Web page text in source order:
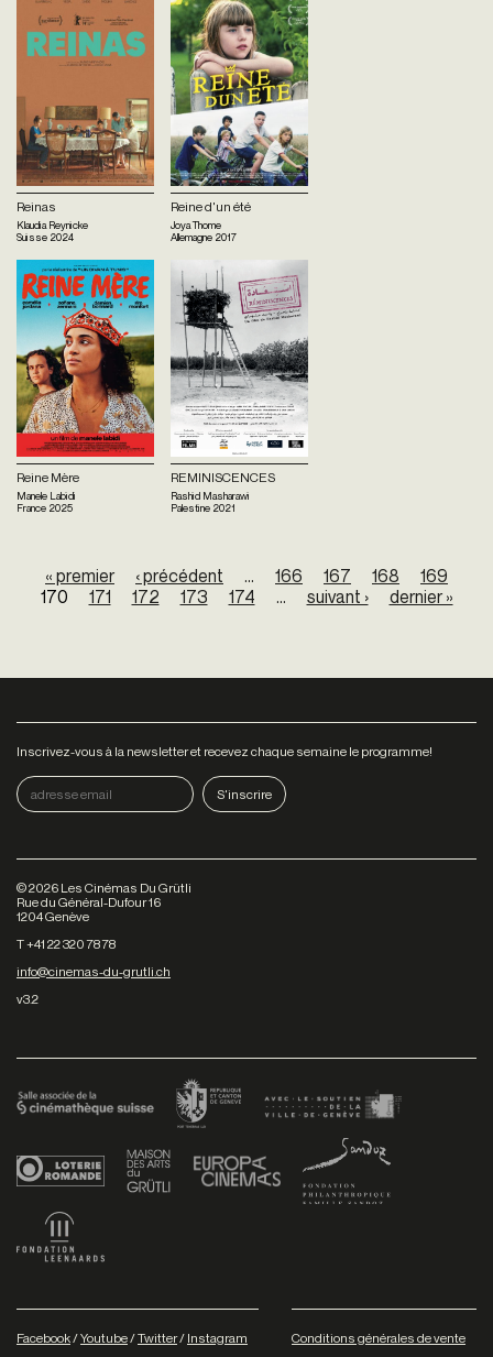
Reinas
Klaudia Reynicke
Suisse 2024
Reine d'un été
Joya Thome
Allemagne 2017
Reine Mère
Manele Labidi
France 2025
REMINISCENCES
Rashid Masharawi
Palestine 2021
« premier ‹ précédent … 166 167 168
169
170
171 172 173 174 … suivant › dernier »
Inscrivez-vous à la newsletter et recevez chaque semaine le programme!
©2026 Les Cinémas Du Grütli
Rue du Général-Dufour 16
1204 Genève
T +41 22 320 78 78
info@cinemas-du-grutli.ch
v3.2
Facebook/Youtube/Twitter/ Instagram Conditions générales de vente